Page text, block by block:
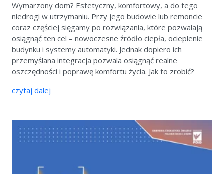
Wymarzony dom? Estetyczny, komfortowy, a do tego
niedrogi w utrzymaniu. Przy jego budowie lub remoncie
coraz częściej sięgamy po rozwiązania, które pozwalają
osiągnąć ten cel – nowoczesne źródło ciepła, ocieplenie
budynku i systemy automatyki. Jednak dopiero ich
przemyślana integracja pozwala osiągnąć realne
oszczędności i poprawę komfortu życia. Jak to zrobić?
czytaj dalej